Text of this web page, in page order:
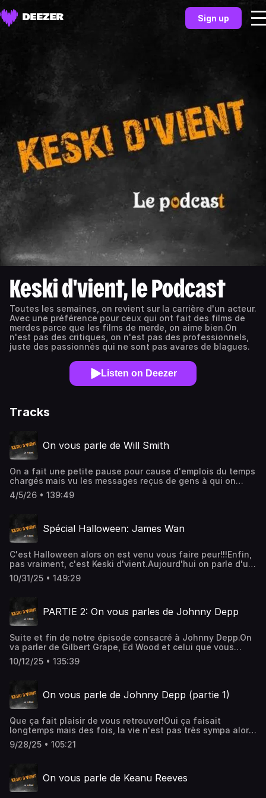
Sign up
Keski d'vient, le Podcast
Toutes les semaines, on revient sur la carrière d'un acteur.
Avec une préférence pour ceux qui ont fait des films de
merdes parce que les films de merde, on aime bien.On
n'est pas des critiques, on n'est pas des professionnels,
juste des passionnés qui ne sont pas avares de blagues.
Listen on Deezer
Tracks
On vous parle de Will Smith
On a fait une petite pause pour cause d'emplois du temps
chargés mais vu les messages reçus de gens à qui on
manquait, on revient.Aujourd'hui c'est Will Smith le
sujet.On revient sur des films comme Independance Day,
letterbox: https://letterboxd.com/psypell ainsi que sur
Fais pas
genre: https://faispasgenre.com/author/alexandre-
Olis: https://youtube.com/@o.l.i.s?si=caSR-JzbPFZOoQFm
4/5/26 • 139:49
Spécial Halloween: James Wan
C'est Halloween alors on est venu vous faire peur!!!Enfin,
pas vraiment, c'est Keski d'vient.Aujourd'hui on parle d'un
maitre de l'horreur: James Wan.Conjuring, Insidious, Saw
et Malignant sont les films traités.Une petite nouvelle a
David dans son
podcast: https://open.spotify.com/show/
prochains liens pour écouter Béa arriveront.
10/31/25 • 149:29
PARTIE 2: On vous parles de Johnny Depp
Suite et fin de notre épisode consacré à Johnny Depp.On
va parler de Gilbert Grape, Ed Wood et celui que vous
attendez tous: Pirates des Caraïbes. Spoiler: le film n'a
pas fait l'unanimité...Dans notre épisode d'aujourd'hui, un
problèmes de poteaux, du caca dans le lit, ...Encore merci
pour votre fidélité. N'hésitez pas à nous envoyer des
petits messages d'encouragement. On les lit tous.
10/12/25 • 135:39
On vous parle de Johnny Depp (partie 1)
Que ça fait plaisir de vous retrouver!Oui ça faisait
longtemps mais des fois, la vie n'est pas très sympa alors
on doit faire des choix.On revient cette année avec du
lourd.D'abord, on a un vrai québecois. Un vrai de vrai, pas
avez découvert dans le cultissime podcast Parlons
Péloches.Et pour finir, un mec avec un délicieux accent du
sud fan de BO.Aujourd'hui on s'attaque au méga dossier
9/28/25 • 105:21
On vous parle de Keanu Reeves